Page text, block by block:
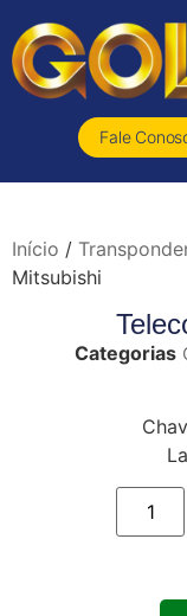
Fale
Início /
Mitsubishi
Categorias